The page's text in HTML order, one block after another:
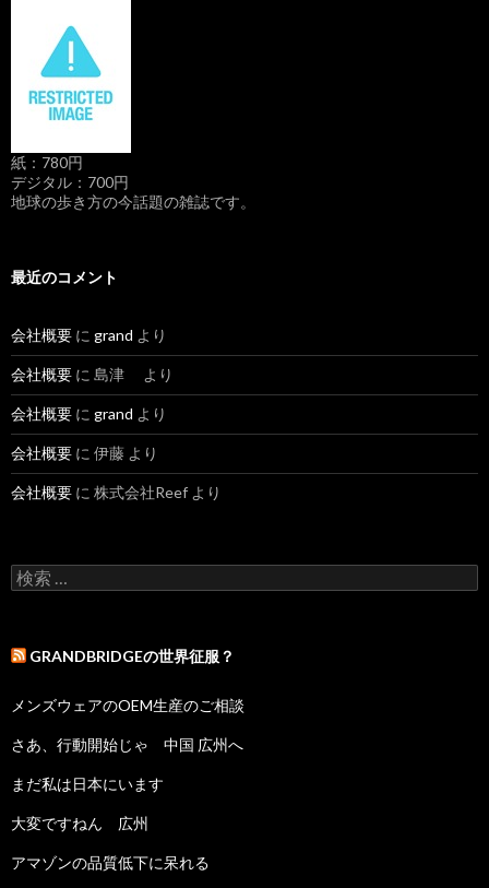
紙：780円
デジタル：700円
地球の歩き方の今話題の雑誌です。
最近のコメント
会社概要 に grand より
会社概要 に 島津 より
会社概要 に grand より
会社概要 に 伊藤 より
会社概要 に 株式会社Reef より
検索:
GRANDBRIDGEの世界征服？
メンズウェアのOEM生産のご相談
さあ、行動開始じゃ 中国 広州へ
まだ私は日本にいます
大変ですねん 広州
アマゾンの品質低下に呆れる